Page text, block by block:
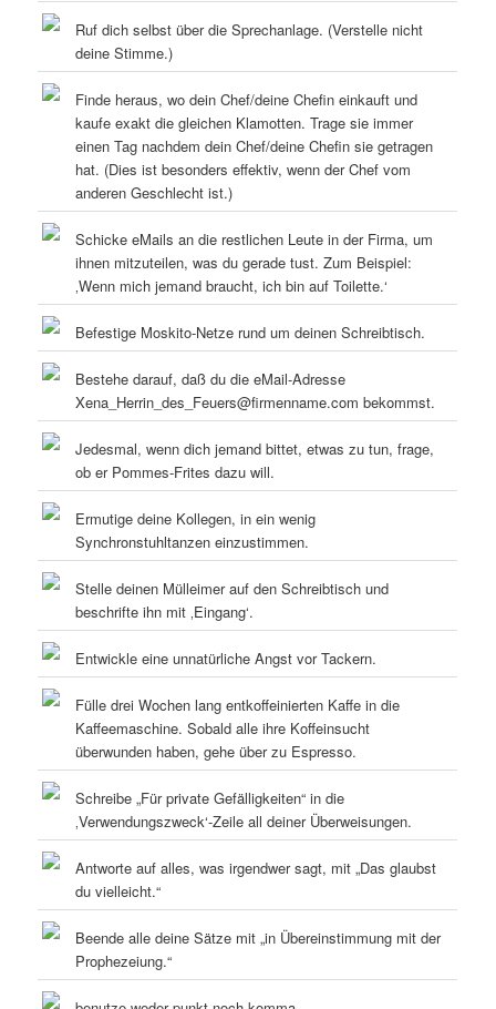
Ruf dich selbst über die Sprechanlage. (Verstelle nicht
deine Stimme.)
Finde heraus, wo dein Chef/deine Chefin einkauft und
kaufe exakt die gleichen Klamotten. Trage sie immer
einen Tag nachdem dein Chef/deine Chefin sie getragen
hat. (Dies ist besonders effektiv, wenn der Chef vom
anderen Geschlecht ist.)
Schicke eMails an die restlichen Leute in der Firma, um
ihnen mitzuteilen, was du gerade tust. Zum Beispiel:
‚Wenn mich jemand braucht, ich bin auf Toilette.‘
Befestige Moskito-Netze rund um deinen Schreibtisch.
Bestehe darauf, daß du die eMail-Adresse
Xena_Herrin_des_Feuers@firmenname.com bekommst.
Jedesmal, wenn dich jemand bittet, etwas zu tun, frage,
ob er Pommes-Frites dazu will.
Ermutige deine Kollegen, in ein wenig
Synchronstuhltanzen einzustimmen.
Stelle deinen Mülleimer auf den Schreibtisch und
beschrifte ihn mit ‚Eingang‘.
Entwickle eine unnatürliche Angst vor Tackern.
Fülle drei Wochen lang entkoffeinierten Kaffe in die
Kaffeemaschine. Sobald alle ihre Koffeinsucht
überwunden haben, gehe über zu Espresso.
Schreibe „Für private Gefälligkeiten“ in die
‚Verwendungszweck‘-Zeile all deiner Überweisungen.
Antworte auf alles, was irgendwer sagt, mit „Das glaubst
du vielleicht.“
Beende alle deine Sätze mit „in Übereinstimmung mit der
Prophezeiung.“